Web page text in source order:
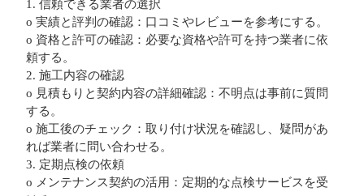
1. 信頼できる業者の選択
o 実績と評判の確認：口コミやレビューを参考にする。
o 資格と許可の確認：必要な資格や許可を持つ業者に依
頼する。
2. 施工内容の確認
o 見積もりと契約内容の詳細確認：不明点は事前に質問
する。
o 施工後のチェック：取り付け状況を確認し、疑問があ
れば業者に問い合わせる。
3. 定期点検の依頼
o メンテナンス契約の活用：定期的な点検サービスを受